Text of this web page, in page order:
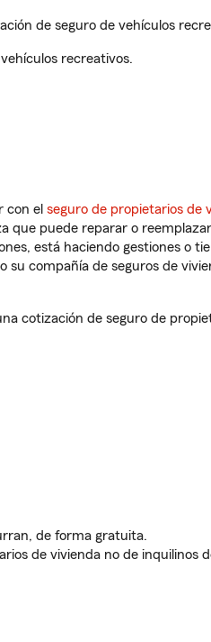
de seguro de vehículos
recreativos.
con el seguro de propietarios de
que puede reparar o
está haciendo gestiones o
su compañía de seguros de
cotización de seguro de
de forma gratuita.
de vivienda no de inquilinos